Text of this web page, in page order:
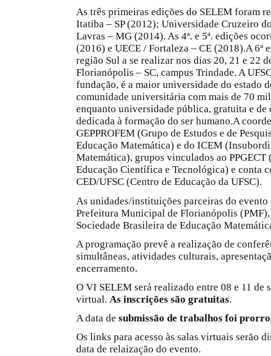
As três primeiras edições do SELEM foram
Itatiba – SP (2012); Universidade Cruzeiro
Lavras – MG (2014). As 4ª. e 5ª. edições
(2016) e UECE / Fortaleza – CE (2018).A 6ª
região Sul a se realizar nos dias 20, 21 e 22
Florianópolis – SC, campus Trindade. A
fundação, é a maior universidade do estado
comunidade universitária com mais de 70
enquanto universidade pública, gratuita e
dedicada à formação do ser humano.A
GEPPROFEM (Grupo de Estudos e de
Educação Matemática) e do ICEM
Matemática), grupos vinculados ao PPGECT
Educação Científica e Tecnológica) e conta
CED/UFSC (Centro de Educação da UFSC).
As unidades/instituições parceiras do
Prefeitura Municipal de Florianópolis
Sociedade Brasileira de Educação
A programação prevê a realização de
simultâneas, atividades culturais,
encerramento.
O VI SELEM será realizado entre 08 e 11 de
virtual. As inscrições são gratuitas.
A data de submissão de trabalhos foi
Os links para acesso às salas virtuais serão
data de relaização do evento.